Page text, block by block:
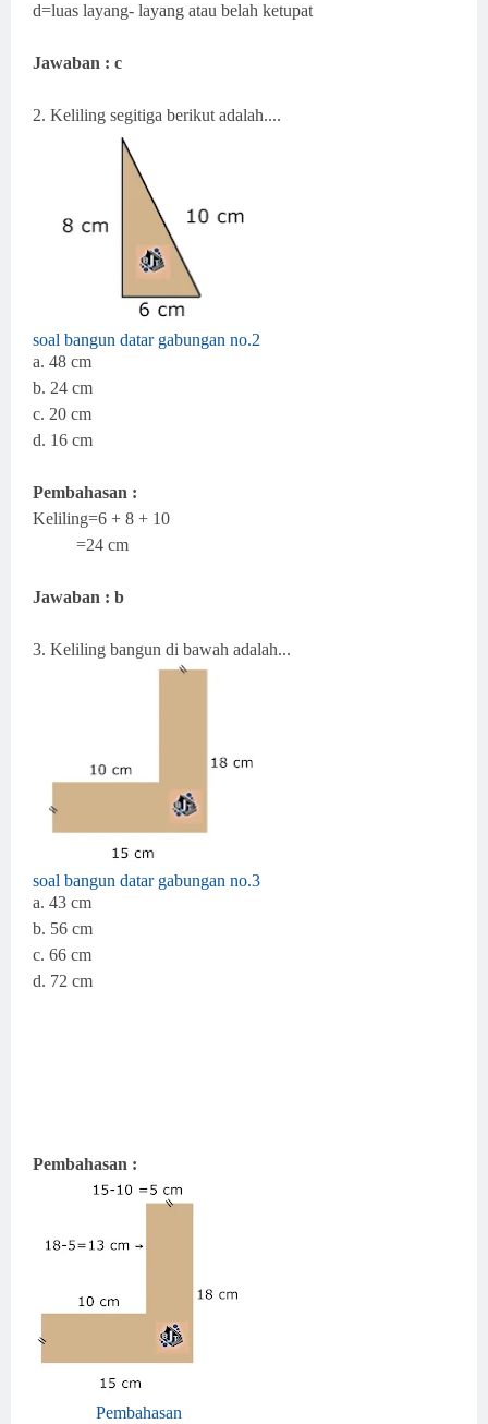
d=luas layang- layang atau belah ketupat
Jawaban : c
2. Keliling segitiga berikut adalah....
soal bangun datar gabungan no.2
a. 48 cm
b. 24 cm
c. 20 cm
d. 16 cm
Pembahasan :
Keliling=6 + 8 + 10
=24 cm
Jawaban : b
3. Keliling bangun di bawah adalah...
soal bangun datar gabungan no.3
a. 43 cm
b. 56 cm
c. 66 cm
d. 72 cm
Pembahasan :
Pembahasan